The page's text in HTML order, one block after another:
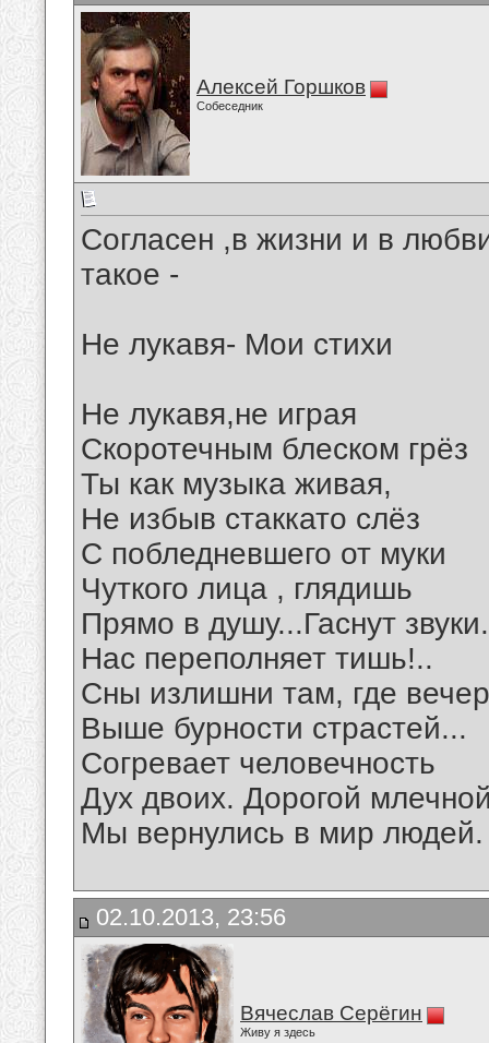
Алексей Горшков
Собеседник
Согласен ,в жизни и в
такое -
Не лукавя- Мои стихи
Не лукавя,не играя
Скоротечным блеском грёз
Ты как музыка живая,
Не избыв стаккато слёз
С побледневшего от муки
Чуткого лица , глядишь
Прямо в душу...Гаснут
Нас переполняет тишь!..
Сны излишни там, где вечер
Выше бурности страстей...
Согревает человечность
Дух двоих. Дорогой
Мы вернулись в мир людей.
02.10.2013, 23:56
Вячеслав Серёгин
Живу я здесь